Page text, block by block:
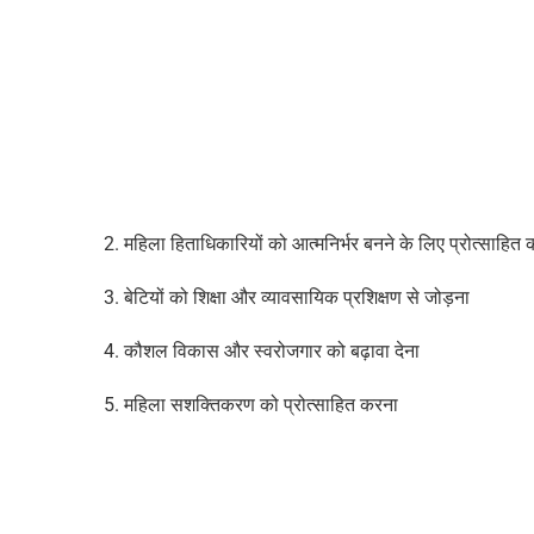
2. महिला हिताधिकारियों को आत्मनिर्भर बनने के लिए प्रोत्साहित
3. बेटियों को शिक्षा और व्यावसायिक प्रशिक्षण से जोड़ना
4. कौशल विकास और स्वरोजगार को बढ़ावा देना
5. महिला सशक्तिकरण को प्रोत्साहित करना